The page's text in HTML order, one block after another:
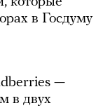
в Госдуму
—
в двух